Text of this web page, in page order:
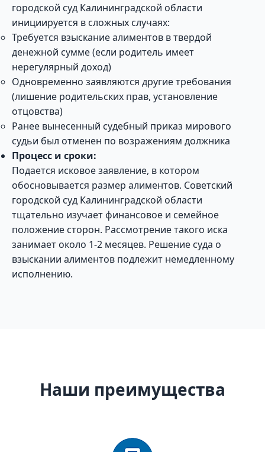
городской суд Калининградской области
инициируется в сложных случаях:
Требуется взыскание алиментов в твердой
денежной сумме (если родитель имеет
нерегулярный доход)
Одновременно заявляются другие требования
(лишение родительских прав, установление
отцовства)
Ранее вынесенный судебный приказ мирового
судьи был отменен по возражениям должника
Процесс и сроки:
Подается исковое заявление, в котором
обосновывается размер алиментов. Советский
городской суд Калининградской области
тщательно изучает финансовое и семейное
положение сторон. Рассмотрение такого иска
занимает около 1-2 месяцев. Решение суда о
взыскании алиментов подлежит немедленному
исполнению.
Наши преимущества